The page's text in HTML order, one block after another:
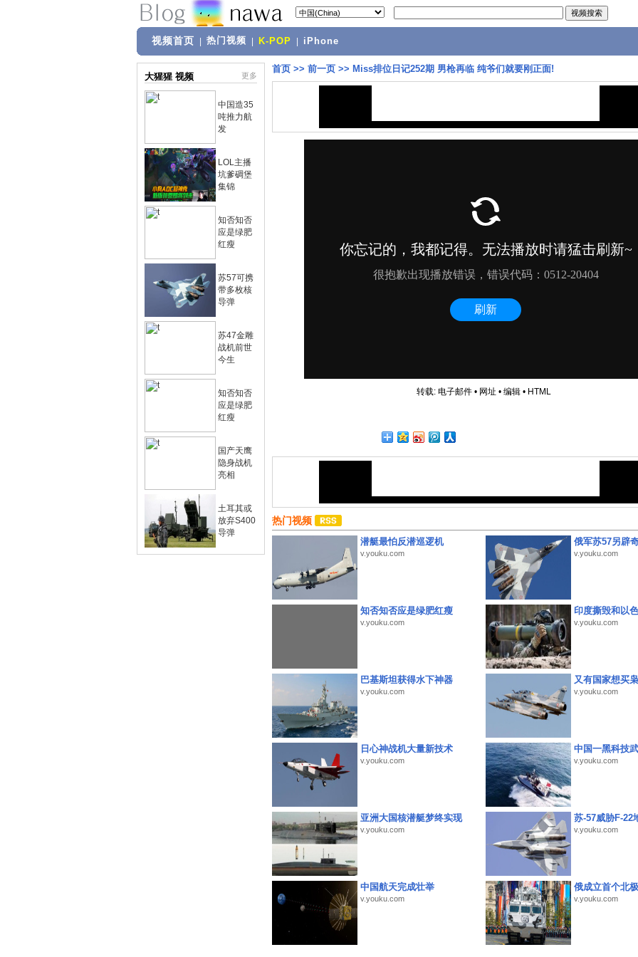
视频首页 热门视频 K-POP iPhone
大猩猩 视频 更多
中国造35
吨推力航
发
LOL主播
坑爹碉堡
集锦
知否知否
应是绿肥
红瘦
苏57可携
带多枚核
导弹
苏47金雕
战机前世
今生
知否知否
应是绿肥
红瘦
国产天鹰
隐身战机
亮相
土耳其或
放弃S400
导弹
首页 >> 前一页 >> Miss排位日记252期 男枪再临 纯爷们就要刚正面!
转载: 电子邮件• 网址 • 编辑• HTML
热门视频
潜艇最怕反潜巡逻机
v.youku.com
俄军苏57另辟
v.youku.com
知否知否应是绿肥红瘦
v.youku.com
印度撕毁和以
v.youku.com
巴基斯坦获得水下神器
v.youku.com
又有国家想买
v.youku.com
日心神战机大量新技术
v.youku.com
中国一黑科技
v.youku.com
亚洲大国核潜艇梦终实现
v.youku.com
苏-57威胁F-22
v.youku.com
中国航天完成壮举
v.youku.com
俄成立首个北
v.youku.com